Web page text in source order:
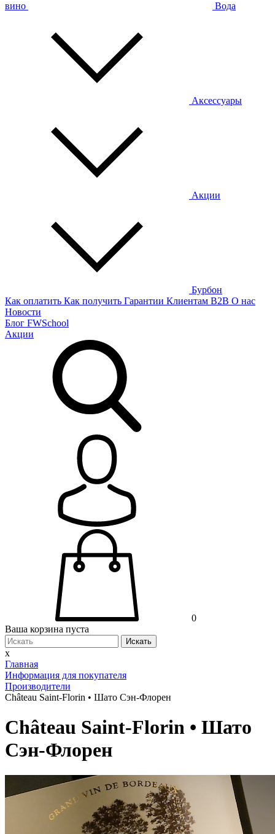
вино Вода
Аксессуары
Акции
Бурбон
Как оплатить Как получить Гарантии Клиентам B2B О нас
Новости
Блог FWSchool
Акции
0
Ваша корзина пуста
Искать
x
Главная
Информация для покупателя
Производители
Château Saint-Florin • Шато Сэн-Флорен
Château Saint-Florin • Шато
Сэн-Флорен